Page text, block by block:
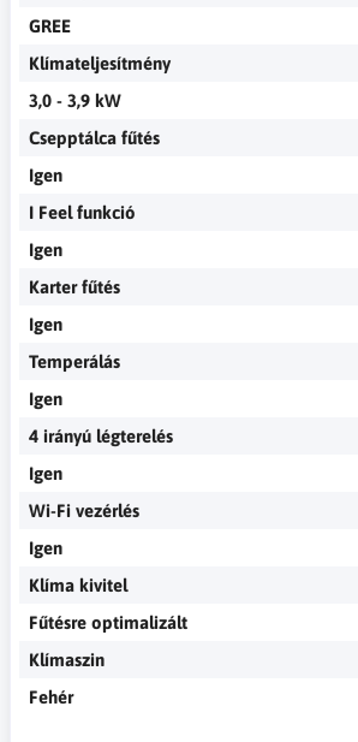
GREE
Klímateljesítmény
3,0 - 3,9 kW
Csepptálca fűtés
Igen
I Feel funkció
Igen
Karter fűtés
Igen
Temperálás
Igen
4 irányú légterelés
Igen
Wi-Fi vezérlés
Igen
Klíma kivitel
Fűtésre optimalizált
Klímaszin
Fehér